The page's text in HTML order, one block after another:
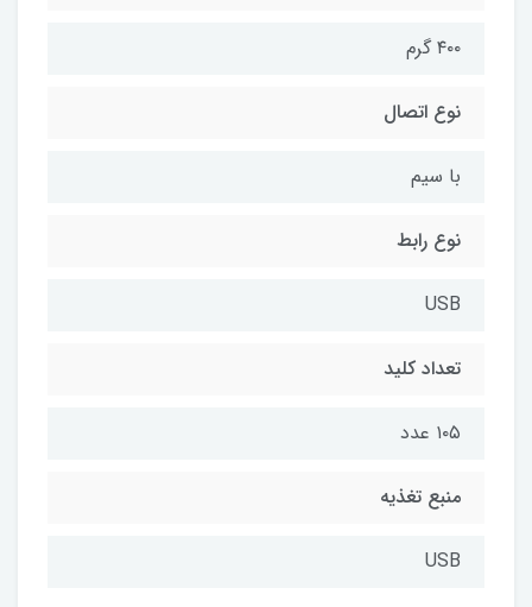
۴۰۰ گرم
نوع اتصال
با سیم
نوع رابط
USB
تعداد کلید
۱۰۵ عدد
منبع تغذیه
USB